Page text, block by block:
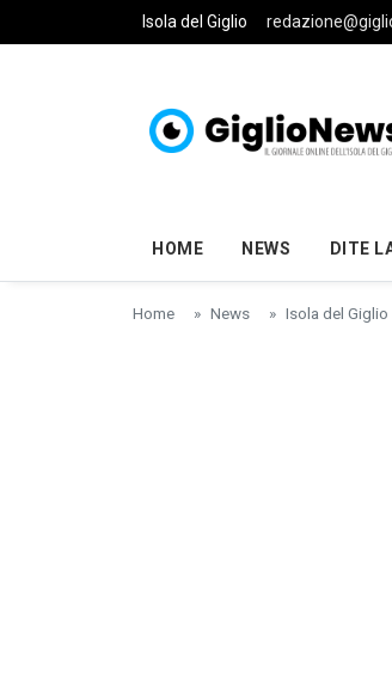
Skip to main content
Isola del Giglio
HOME NEWS DITE
Home News Isola del Giglio